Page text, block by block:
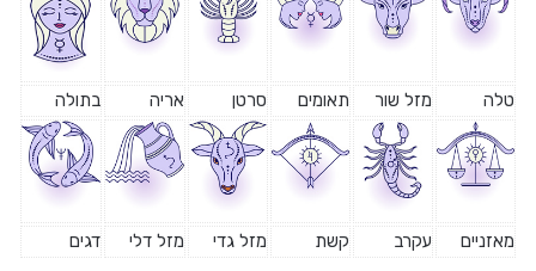
טלה מזל שור תאומים סרטן אריה בתולה
מאזניים עקרב קשת מזל גדי מזל דלי דגים